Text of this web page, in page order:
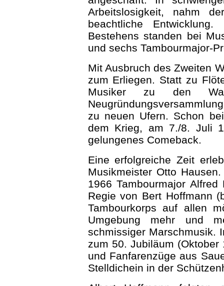
Arbeitslosigkeit, nahm
beachtliche
Bestehens standen bei
und sechs Tambourmajor-
Mit Ausbruch des Zweiten
zum Erliegen. Statt zu
Musiker zu den
zu neuen Ufern. Schon
dem Krieg, am 7./8. Juli
gelungenes Comeback.
Eine erfolgreiche Zeit
Musikmeister Otto
1966 Tambourmajor
Regie von Bert Hoffmann
Tambourkorps auf allen
Umgebung mehr und
schmissiger Marschmusik.
zum 50. Jubiläum
und Fanfarenzüge aus
Stelldichein in der